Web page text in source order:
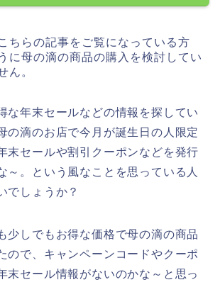
ちらの記事をご覧になっている方
に母の滴の商品の購入を検討してい
ん。
な年末セールなどの情報を探してい
の滴のお店で今月が誕生日の人限定
末セールや割引クーポンなどを発行
～。という風なことを思っている人
でしょうか？
少しでもお得な価格で母の滴の商品
ので、キャンペーンコードやクーポ
末セール情報がないのかな～と思っ